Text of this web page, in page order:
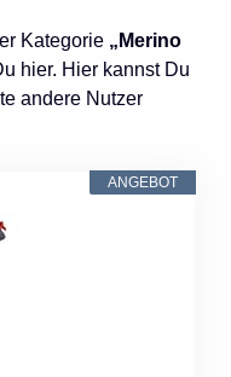
Kategorie „Merino
hier. Hier kannst Du
andere Nutzer
ANGEBOT